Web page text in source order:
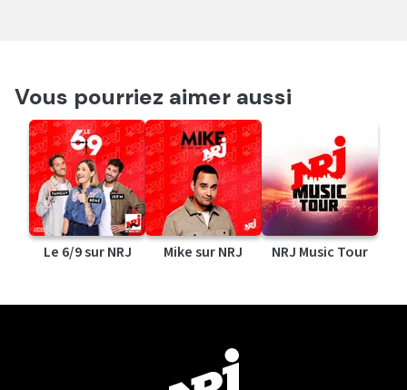
Vous pourriez aimer aussi
Le 6/9 sur NRJ Mike sur NRJ NRJ Music Tour